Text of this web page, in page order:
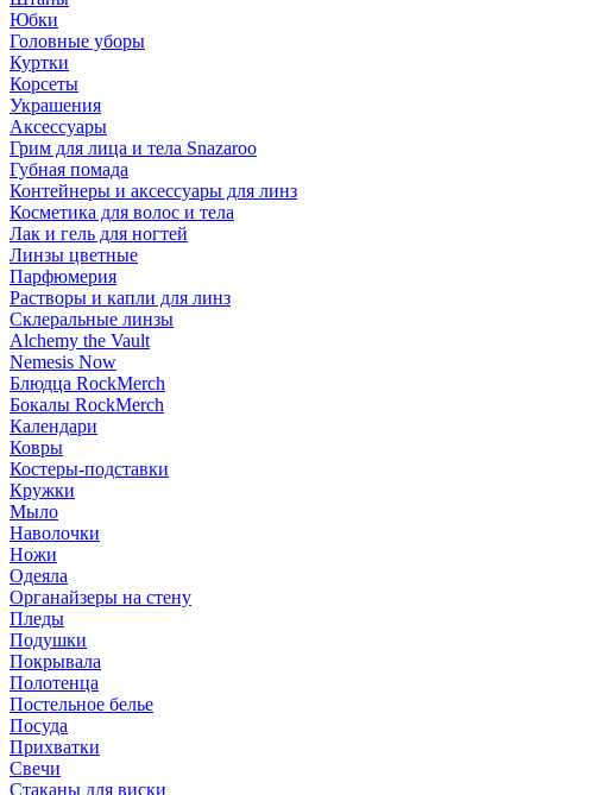
Юбки
Головные уборы
Куртки
Корсеты
Украшения
Аксессуары
Грим для лица и тела Snazaroo
Губная помада
Контейнеры и аксессуары для линз
Косметика для волос и тела
Лак и гель для ногтей
Линзы цветные
Парфюмерия
Растворы и капли для линз
Склеральные линзы
Alchemy the Vault
Nemesis Now
Блюдца RockMerch
Бокалы RockMerch
Календари
Ковры
Костеры-подставки
Кружки
Мыло
Наволочки
Ножи
Одеяла
Органайзеры на стену
Пледы
Подушки
Покрывала
Полотенца
Постельное белье
Посуда
Прихватки
Свечи
Стаканы для виски